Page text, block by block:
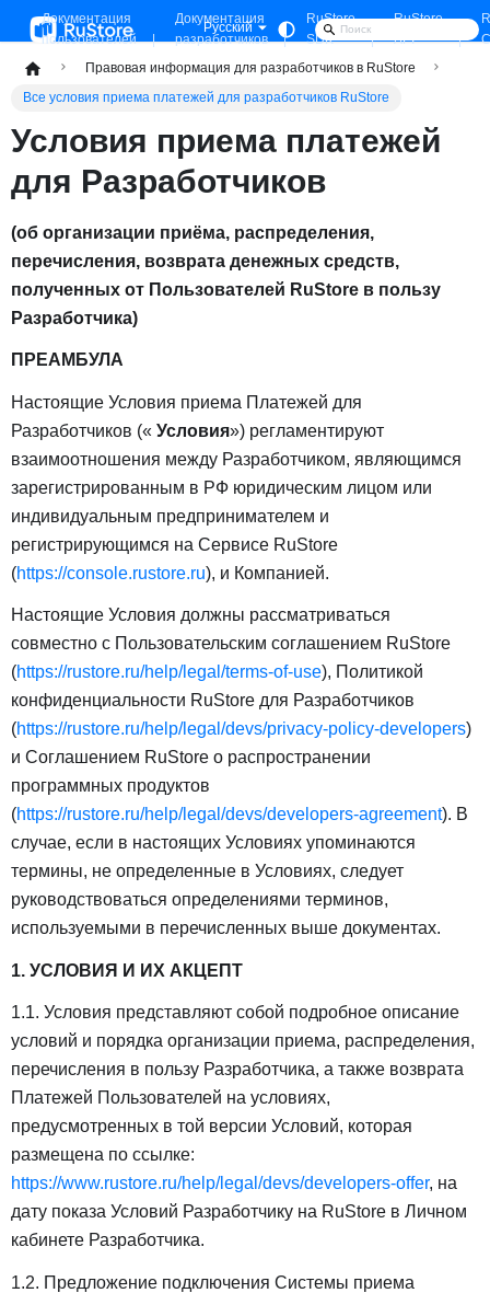
Документация
пользователей
Документация
разработчиков
RuStore
SDK
RuStore
API
Русский
Правовая информация для разработчиков в RuStore
Все условия приема платежей для разработчиков RuStore
Условия приема платежей
для Разработчиков
(об организации приёма, распределения,
перечисления, возврата денежных средств,
полученных от Пользователей RuStore в пользу
Разработчика)
ПРЕАМБУЛА
Настоящие Условия приема Платежей для
Разработчиков (« Условия») регламентируют
взаимоотношения между Разработчиком, являющимся
зарегистрированным в РФ юридическим лицом или
индивидуальным предпринимателем и
регистрирующимся на Сервисе RuStore
(https://console.rustore.ru), и Компанией.
Настоящие Условия должны рассматриваться
совместно с Пользовательским соглашением RuStore
(https://rustore.ru/help/legal/terms-of-use), Политикой
конфиденциальности RuStore для Разработчиков
(https://rustore.ru/help/legal/devs/privacy-policy-developers)
и Соглашением RuStore о распространении
программных продуктов
(https://rustore.ru/help/legal/devs/developers-agreement). В
случае, если в настоящих Условиях упоминаются
термины, не определенные в Условиях, следует
руководствоваться определениями терминов,
используемыми в перечисленных выше документах.
1. УСЛОВИЯ И ИХ АКЦЕПТ
1.1. Условия представляют собой подробное описание
условий и порядка организации приема, распределения,
перечисления в пользу Разработчика, а также возврата
Платежей Пользователей на условиях,
предусмотренных в той версии Условий, которая
размещена по ссылке:
https://www.rustore.ru/help/legal/devs/developers-offer, на
дату показа Условий Разработчику на RuStore в Личном
кабинете Разработчика.
1.2. Предложение подключения Системы приема